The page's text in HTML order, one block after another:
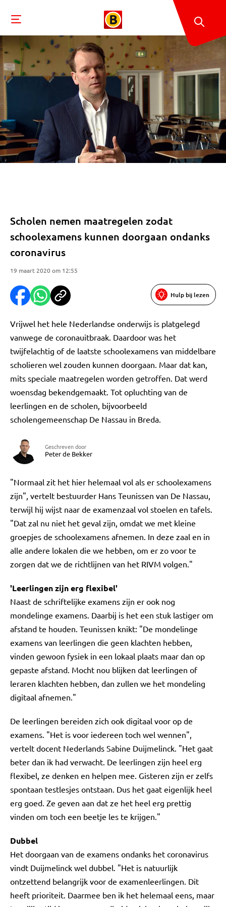
Scholen nemen maatregelen zodat
schoolexamens kunnen doorgaan ondanks
coronavirus
19 maart 2020 om 12:55
Hulp bij lezen
Vrijwel het hele Nederlandse onderwijs is platgelegd
vanwege de coronauitbraak. Daardoor was het
twijfelachtig of de laatste schoolexamens van middelbare
scholieren wel zouden kunnen doorgaan. Maar dat kan,
mits speciale maatregelen worden getroffen. Dat werd
woensdag bekendgemaakt. Tot opluchting van de
leerlingen en de scholen, bijvoorbeeld
scholengemeenschap De Nassau in Breda.
Geschreven door
Peter de Bekker
"Normaal zit het hier helemaal vol als er schoolexamens
zijn", vertelt bestuurder Hans Teunissen van De Nassau,
terwijl hij wijst naar de examenzaal vol stoelen en tafels.
"Dat zal nu niet het geval zijn, omdat we met kleine
groepjes de schoolexamens afnemen. In deze zaal en in
alle andere lokalen die we hebben, om er zo voor te
zorgen dat we de richtlijnen van het RIVM volgen."
'Leerlingen zijn erg flexibel'
Naast de schriftelijke examens zijn er ook nog
mondelinge examens. Daarbij is het een stuk lastiger om
afstand te houden. Teunissen knikt: "De mondelinge
examens van leerlingen die geen klachten hebben,
vinden gewoon fysiek in een lokaal plaats maar dan op
gepaste afstand. Mocht nou blijken dat leerlingen of
leraren klachten hebben, dan zullen we het mondeling
digitaal afnemen."
De leerlingen bereiden zich ook digitaal voor op de
examens. "Het is voor iedereen toch wel wennen",
vertelt docent Nederlands Sabine Duijmelinck. "Het gaat
beter dan ik had verwacht. De leerlingen zijn heel erg
flexibel, ze denken en helpen mee. Gisteren zijn er zelfs
spontaan testlesjes ontstaan. Dus het gaat eigenlijk heel
erg goed. Ze geven aan dat ze het heel erg prettig
vinden om toch een beetje les te krijgen."
Dubbel
Het doorgaan van de examens ondanks het coronavirus
vindt Duijmelinck wel dubbel. "Het is natuurlijk
ontzettend belangrijk voor de examenleerlingen. Dit
heeft prioriteit. Daarmee ben ik het helemaal eens, maar